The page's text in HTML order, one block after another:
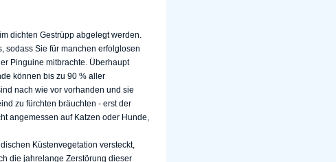
dichten Gestrüpp abgelegt werden.
sodass Sie für manchen erfolglosen
Pinguine mitbrachte. Überhaupt
können bis zu 90 % aller
nach wie vor vorhanden und sie
zu fürchten bräuchten - erst der
angemessen auf Katzen oder Hunde,
Küstenvegetation versteckt,
die jahrelange Zerstörung dieser